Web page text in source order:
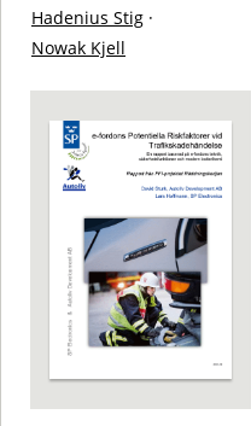
Hadenius Stig ·
Nowak Kjell